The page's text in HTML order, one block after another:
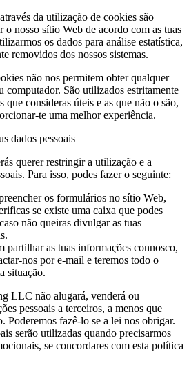
da utilização de cookies são
o nosso sítio Web de acordo com as tuas
os dados para análise estatística,
removidos dos nossos sistemas.
não nos permitem obter qualquer
computador. São utilizados estritamente
que consideras úteis e as que não o são,
te uma melhor experiência.
dados pessoais
querer restringir a utilização e a
Para isso, podes fazer o seguinte:
os formulários no sítio Web,
se existe uma caixa que podes
não queiras divulgar as tuas
partilhar as tuas informações connosco,
nos por e-mail e teremos todo o
situação.
LLC não alugará, venderá ou
pessoais a terceiros, a menos que
Poderemos fazê-lo se a lei nos obrigar.
serão utilizadas quando precisarmos
se concordares com esta política